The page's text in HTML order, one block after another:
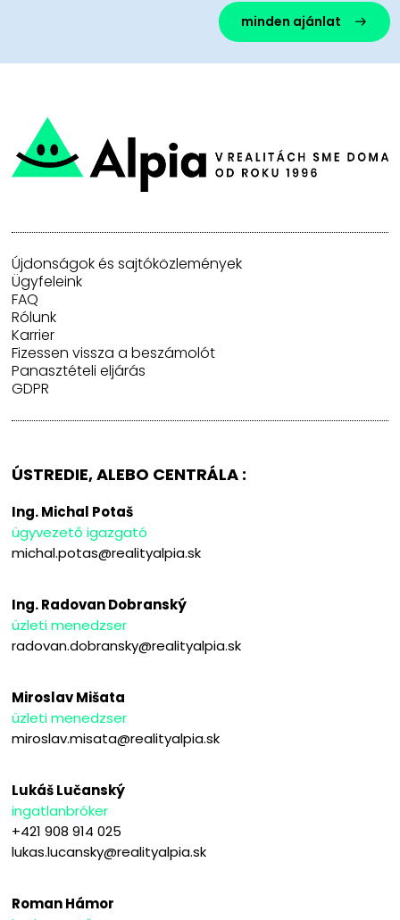
minden ajánlat
Újdonságok és sajtóközlemények
Ügyfeleink
FAQ
Rólunk
Karrier
Fizessen vissza a beszámolót
Panasztételi eljárás
GDPR
ÚSTREDIE, ALEBO CENTRÁLA :
Ing. Michal Potaš
ügyvezető igazgató
michal.potas@realityalpia.sk
Ing. Radovan Dobranský
üzleti menedzser
radovan.dobransky@realityalpia.sk
Miroslav Mišata
üzleti menedzser
miroslav.misata@realityalpia.sk
Lukáš Lučanský
ingatlanbróker
+421 908 914 025
lukas.lucansky@realityalpia.sk
Roman Hámor